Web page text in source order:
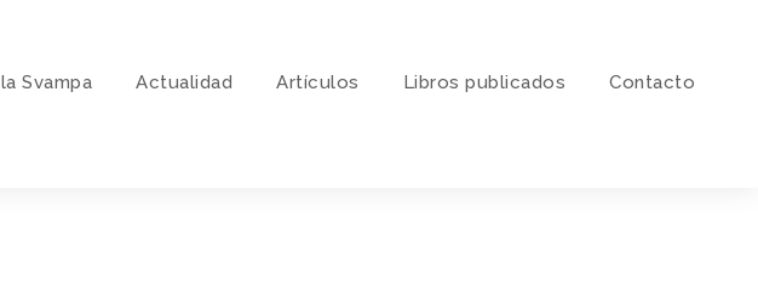
Svampa Actualidad Artí­culos Libros publicados Contacto